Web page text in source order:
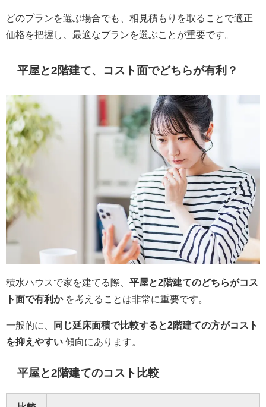
どのプランを選ぶ場合でも、相見積もりを取ることで適正
価格を把握し、最適なプランを選ぶことが重要です。
平屋と2階建て、コスト面でどちらが有利？
積水ハウスで家を建てる際、 平屋と2階建てのどちらがコス
ト面で有利かを考えることは非常に重要です。
一般的に、
同じ延床面積で比較すると2階建ての方がコスト
を抑えやすい 傾向にあります。
平屋と2階建てのコスト比較